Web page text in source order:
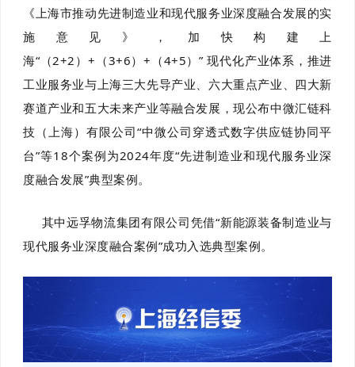
《上海市推动先进制造业和现代服务业深度融合发展的实
施意见》，加快构建上
海“（2+2）+（3+6）+（4+5）” 现代化产业体系，推进
工业服务业与上海三大先导产业、六大重点产业、四大新
赛道产业和五大未来产业等融合发展，现公布中微汇链科
技（上海）有限公司“中微公司穿透式数字供应链协同平
台”等18个案例为2024年度“先进制造业和现代服务业深
度融合发展”典型案例。
其中远孚物流集团有限公司凭借“新能源装备制造业与
现代服务业深度融合案例”成功入选典型案例。